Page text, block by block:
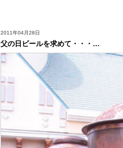
2011年04月28日
父の日ビールを求めて・・・…